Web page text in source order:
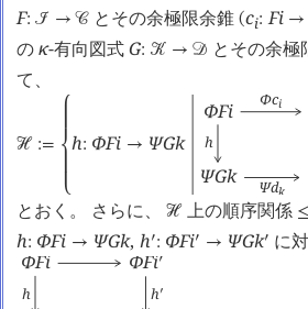
F: 󰒠 → 󰒚 とその余極限余錐(ci: Fi →
のκ-有向図式G: 󰒢 → 󰒛 とその余
て、
󰒟 :=
⎩
h: ΦFi → ΨGk
ΦFi
ΨGk
Φci
Ψdk
h
とおく。 さらに、 󰒟 上の順序関係 ≤
h: ΦFi → ΨGk, h󰎘: ΦFi󰎘 → ΨGk󰎘 に
ΦFi ΦFi󰎘
h h󰎘